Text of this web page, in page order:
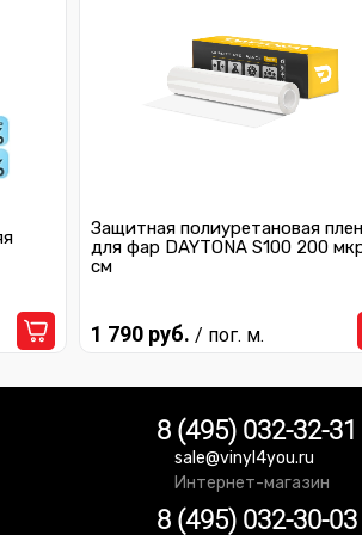
Защитная полиуретановая
для фар DAYTONA S100 200
см
1 790 руб. / пог. м.
8 (495) 032-32-31
sale@vinyl4you.ru
Интернет-магазин
8 (495) 032-30-03